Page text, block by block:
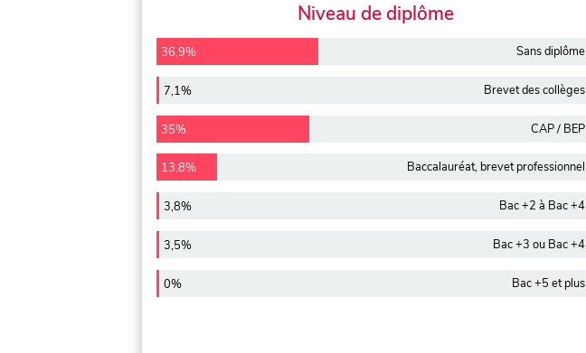
Niveau de diplôme
36,9% Sans diplôme
7,1% Brevet des collèges
35% CAP / BEP
13,8% Baccalauréat, brevet professionnel
3,8% Bac +2 à Bac +4
3,5% Bac +3 ou Bac +4
0% Bac +5 et plus